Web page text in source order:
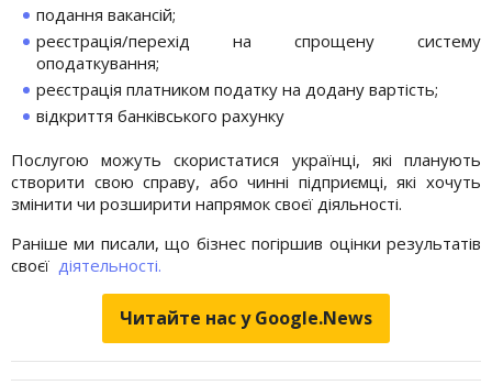
подання вакансій;
реєстрація/перехід на спрощену систему
оподаткування;
реєстрація платником податку на додану вартість;
відкриття банківського рахунку
Послугою можуть скористатися українці, які планують
створити свою справу, або чинні підприємці, які хочуть
змінити чи розширити напрямок своєї діяльності.
Раніше ми писали, що бізнес погіршив оцінки результатів
своєї діятельності.
Читайте нас у Google.News